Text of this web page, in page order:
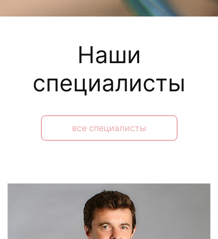
Наши
специалисты
все специалисты